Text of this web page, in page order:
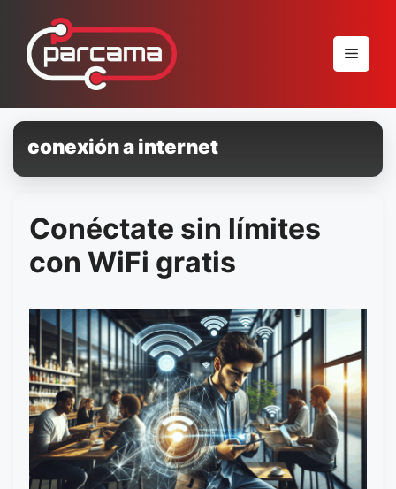
conteúdo
Menu
conexión a internet
Conéctate sin límites
con WiFi gratis